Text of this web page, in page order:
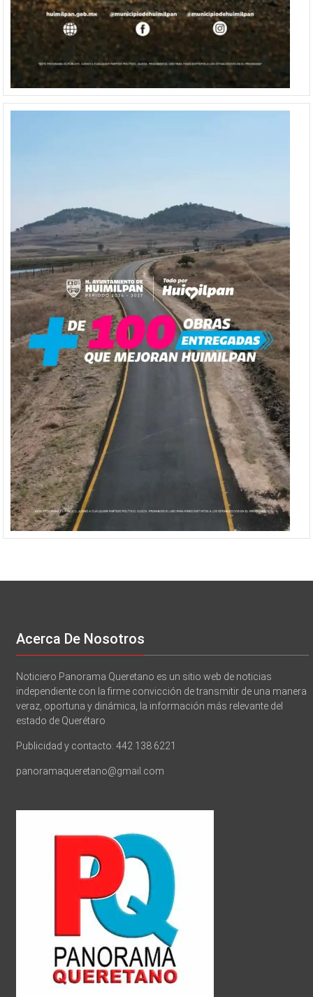
Acerca De Nosotros
Noticiero Panorama Queretano es un sitio web de noticias
independiente con la firme convicción de transmitir de una manera
veraz, oportuna y dinámica, la información más relevante del
estado de Querétaro
Publicidad y contacto: 442 138 6221
panoramaqueretano@gmail.com